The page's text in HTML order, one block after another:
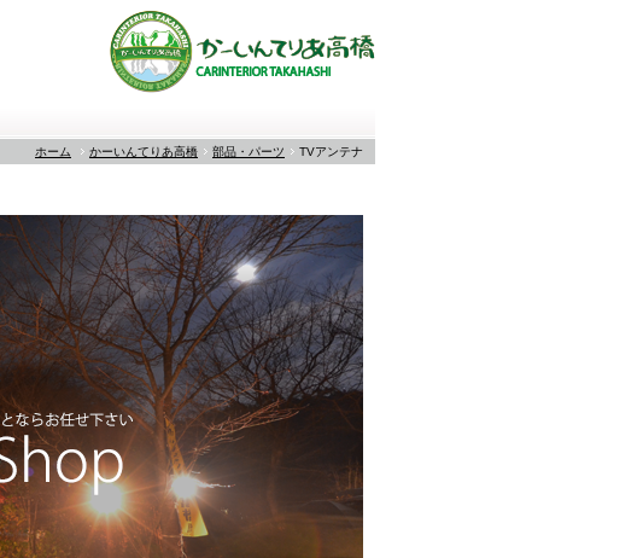
ホーム かーいんてりあ高橋 部品・パーツ TVアンテナ